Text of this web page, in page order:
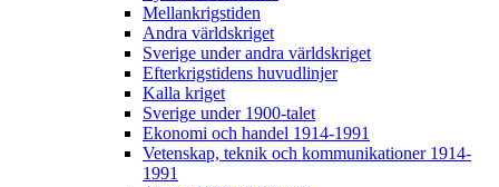
Mellankrigstiden
Andra världskriget
Sverige under andra världskriget
Efterkrigstidens huvudlinjer
Kalla kriget
Sverige under 1900-talet
Ekonomi och handel 1914-1991
Vetenskap, teknik och kommunikationer 1914-
1991